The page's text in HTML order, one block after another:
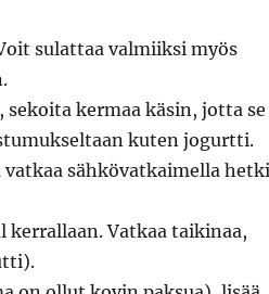
sulattaa valmiiksi myös
sekoita kermaa käsin, jotta se
kuten jogurtti.
sähkövatkaimella
kerrallaan. Vatkaa taikinaa,